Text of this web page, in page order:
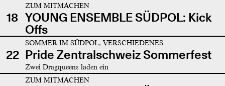
18
ZUM MITMACHEN
YOUNG ENSEMBLE SÜDPOL: Kick
Offs
22
SOMMER IM SÜDPOL, VERSCHIEDENES
Pride Zentralschweiz Sommerfest
Zwei Dragqueens laden ein
ZUM MITMACHEN